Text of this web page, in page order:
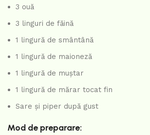
3 ouă
3 linguri de făină
1 lingură de smântână
1 lingură de maioneză
1 lingură de muștar
1 lingură de mărar tocat fin
Sare și piper după gust
Mod de preparare: